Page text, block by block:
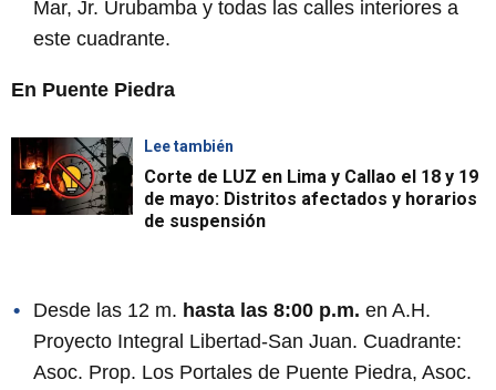
Mar, Jr. Urubamba y todas las calles interiores a
este cuadrante.
En Puente Piedra
Lee también
Corte de LUZ en Lima y Callao el 18 y 19
de mayo: Distritos afectados y horarios
de suspensión
Desde las 12 m. hasta las 8:00 p.m. en A.H.
Proyecto Integral Libertad-San Juan. Cuadrante:
Asoc. Prop. Los Portales de Puente Piedra, Asoc.